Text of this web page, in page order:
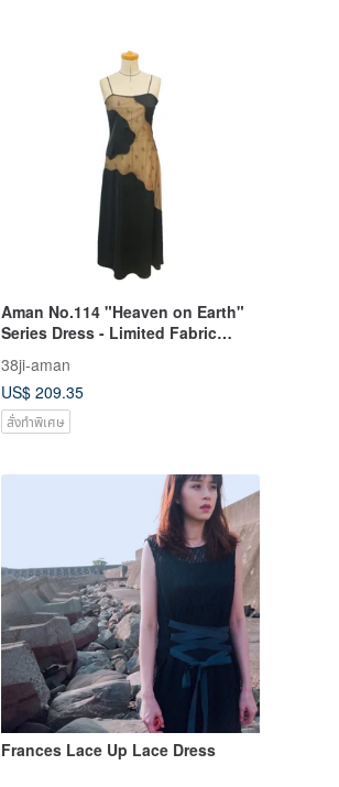
Aman No.114 "Heaven on Earth"
Series Dress - Limited Fabric
38ji-aman
US$ 209.35
สั่งทำพิเศษ
Frances Lace Up Lace Dress